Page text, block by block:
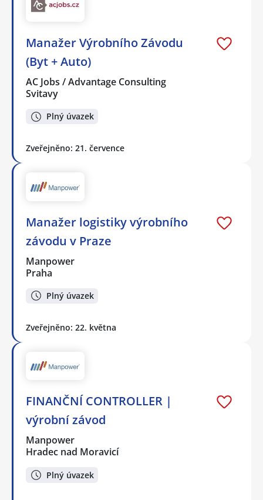
Manažer Výrobního Závodu
(Byt + Auto)
AC Jobs / Advantage Consulting
Svitavy
Plný úvazek
Zveřejněno: 21. července
Manažer logistiky výrobního
závodu v Praze
Manpower
Praha
Plný úvazek
Zveřejněno: 22. května
FINANČNÍ CONTROLLER |
výrobní závod
Manpower
Hradec nad Moravicí
Plný úvazek